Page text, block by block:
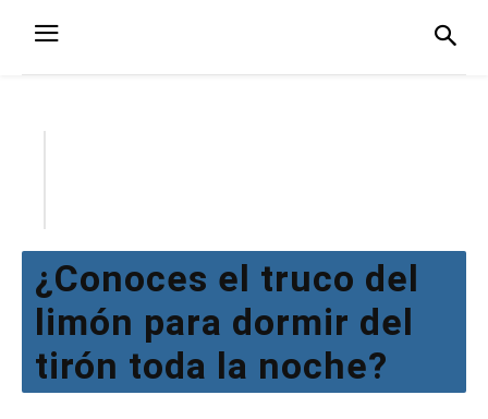
¿Conoces el truco del
limón para dormir del
tirón toda la noche?